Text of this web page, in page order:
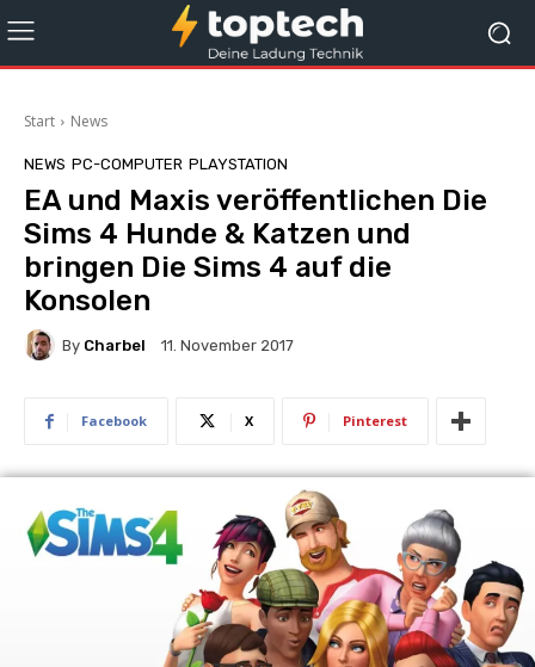
Start News
NEWS PC-COMPUTER PLAYSTATION
EA und Maxis veröffentlichen Die
Sims 4 Hunde & Katzen und
bringen Die Sims 4 auf die
Konsolen
By Charbel 11. November 2017
Facebook X Pinterest